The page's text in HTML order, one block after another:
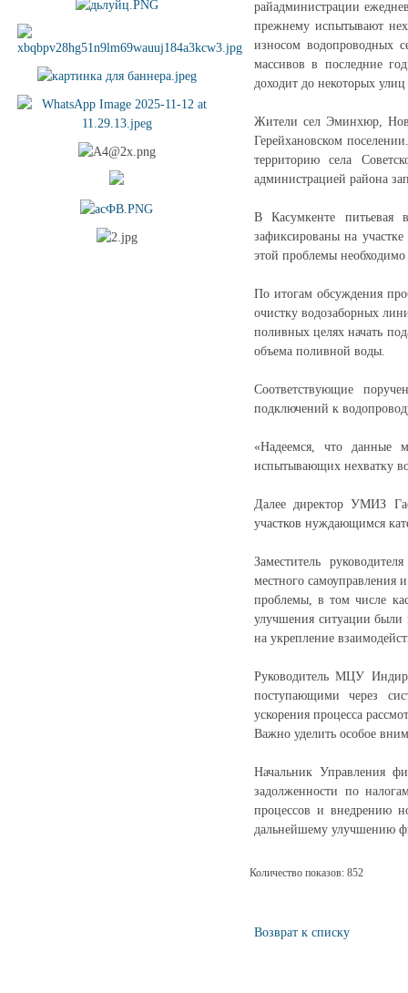
райадминистрации
прежнему испытывают
износом водопроводных
массивов в последние
доходит до некоторых
Жители сел Эминхюр,
Герейхановском
территорию села
администрацией района
В Касумкенте питьевая
зафиксированы на
этой проблемы
По итогам обсуждения
очистку водозаборных
поливных целях начать
объема поливной воды.
Соответствующие
подключений к
«Надеемся, что данные
испытывающих нехватку
Далее директор УМИЗ
участков нуждающимся
Заместитель
местного
проблемы, в том числе
улучшения ситуации были
на укрепление
Руководитель МЦУ
поступающими через
ускорения процесса
Важно уделить особое
Начальник Управления
задолженности по
процессов и внедрению
дальнейшему улучшению
Количество показов: 852
Возврат к списку